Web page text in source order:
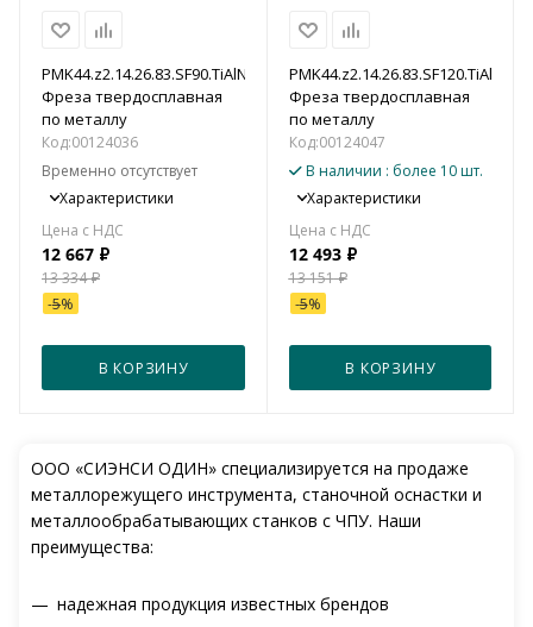
PMK44.z2.14.26.83.SF90.TiAlN
Фреза твердосплавная
по металлу
Код:00124036
Временно отсутствует
Характеристики
12 667 ₽
13 334₽
-5%
В КОРЗИНУ
PMK44.z2.14.26.83.SF120.TiAlN
Фреза твердосплавная
по металлу
Код:00124047
В наличии : более 10 шт.
Характеристики
12 493₽
13 151₽
-5%
В КОРЗИНУ
ООО «СИЭНСИ ОДИН» специализируется на продаже
металлорежущего инструмента, станочной оснастки и
металлообрабатывающих станков с ЧПУ. Наши
преимущества:
надежная продукция известных брендов